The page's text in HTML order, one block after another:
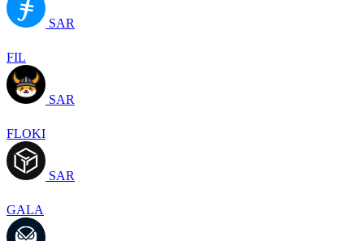
SAR
FIL
SAR
FLOKI
SAR
GALA